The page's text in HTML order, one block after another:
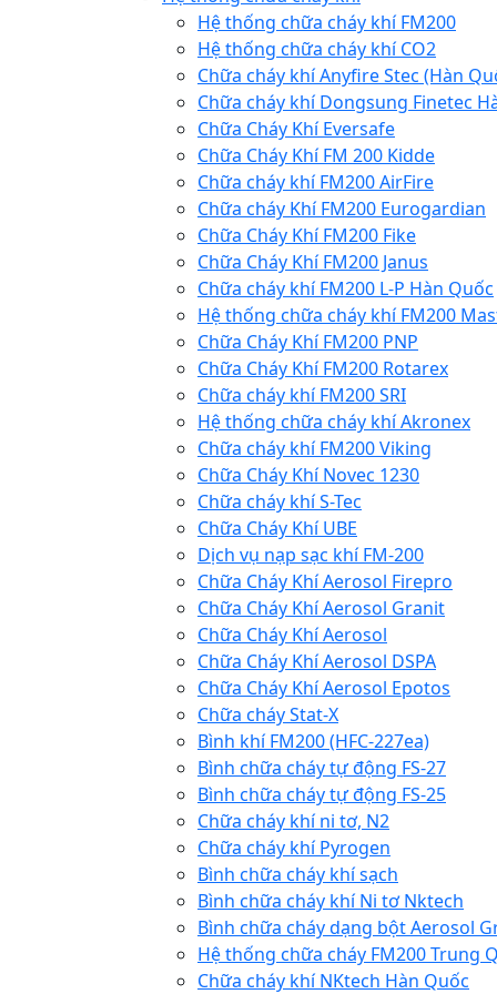
Hệ thống chữa cháy khí FM200
Hệ thống chữa cháy khí CO2
Chữa cháy khí Anyfire Stec (Hàn
Chữa cháy khí Dongsung Finetec
Chữa Cháy Khí Eversafe
Chữa Cháy Khí FM 200 Kidde
Chữa cháy khí FM200 AirFire
Chữa cháy Khí FM200 Eurogardian
Chữa Cháy Khí FM200 Fike
Chữa Cháy Khí FM200 Janus
Chữa cháy khí FM200 L-P Hàn Quốc
Hệ thống chữa cháy khí FM200
Chữa Cháy Khí FM200 PNP
Chữa Cháy Khí FM200 Rotarex
Chữa cháy khí FM200 SRI
Hệ thống chữa cháy khí Akronex
Chữa cháy khí FM200 Viking
Chữa Cháy Khí Novec 1230
Chữa cháy khí S-Tec
Chữa Cháy Khí UBE
Dịch vụ nạp sạc khí FM-200
Chữa Cháy Khí Aerosol Firepro
Chữa Cháy Khí Aerosol Granit
Chữa Cháy Khí Aerosol
Chữa Cháy Khí Aerosol DSPA
Chữa Cháy Khí Aerosol Epotos
Chữa cháy Stat-X
Bình khí FM200 (HFC-227ea)
Bình chữa cháy tự động FS-27
Bình chữa cháy tự động FS-25
Chữa cháy khí ni tơ, N2
Chữa cháy khí Pyrogen
Bình chữa cháy khí sạch
Bình chữa cháy khí Ni tơ Nktech
Bình chữa cháy dạng bột Aerosol
Hệ thống chữa cháy FM200 Trung
Chữa cháy khí NKtech Hàn Quốc